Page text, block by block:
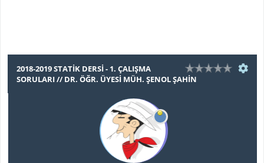
2018-2019 STATIK DERSI - 1. ÇALIŞMA
SORULARI // DR. ÖĞR. ÜYESI MÜH. ŞENOL ŞAHIN